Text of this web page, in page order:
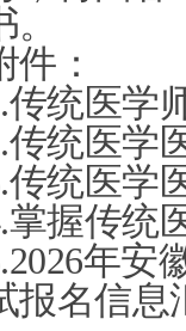
。
件：
传统医学
传统医学
传统医学
掌握传统
年安
报名信息